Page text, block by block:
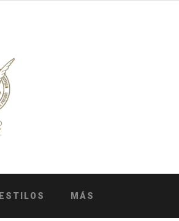
ESTILOS MÁS